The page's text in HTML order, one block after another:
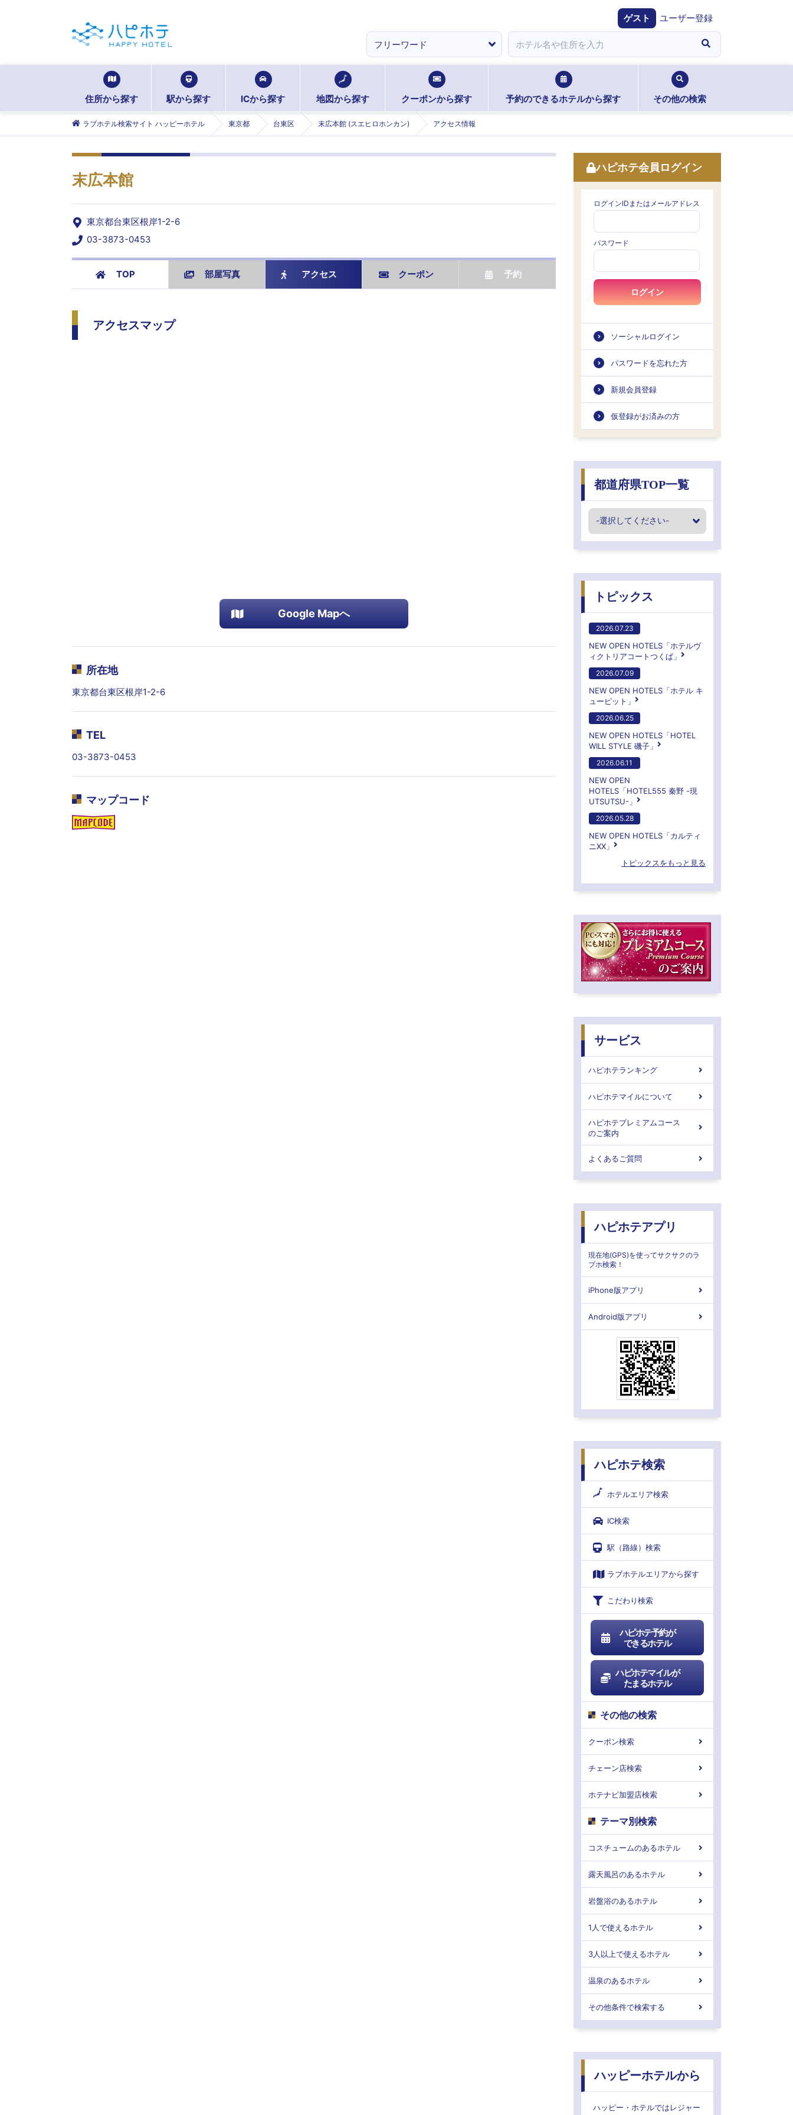
ゲスト ユーザー登録
住所から探す 駅から探す ICから探す 地図から探す クーポンから探す 予約のできるホテルから探す その他の検索
ラブホテル検索サイト ハッピーホテル 東京都 台東区 末広本館 (スエヒロホンカン) アクセス情報
末広本館
東京都台東区根岸1-2-6
03-3873-0453
TOP 部屋写真 アクセス クーポン 予約
アクセスマップ
Google Mapへ
所在地
東京都台東区根岸1-2-6
TEL
03-3873-0453
マップコード
ハピホテ会員ログイン
ログインIDまたはメールアドレス
パスワード
ログイン
ソーシャルログイン
パスワードを忘れた方
新規会員登録
仮登録がお済みの方
都道府県TOP一覧
トピックス
2026.07.23
NEW OPEN HOTELS「ホテルヴ
ィクトリアコートつくば」
2026.07.09
NEW OPEN HOTELS「ホテル キ
ューピット」
2026.06.25
NEW OPEN HOTELS「HOTEL
WILL STYLE 磯子」
2026.06.11
NEW OPEN
HOTELS「HOTEL555 秦野 -現
UTSUTSU-」
2026.05.28
NEW OPEN HOTELS「カルティ
ニXX」
トピックスをもっと見る
サービス
ハピホテランキング
ハピホテマイルについて
ハピホテプレミアムコース
のご案内
よくあるご質問
ハピホテアプリ
現在地(GPS)を使ってサクサクのラ
ブホ検索！
iPhone版アプリ
Android版アプリ
ハピホテ検索
ホテルエリア検索
IC検索
駅（路線）検索
ラブホテルエリアから探す
こだわり検索
ハピホテ予約が
できるホテル
ハピホテマイルが
たまるホテル
その他の検索
クーポン検索
チェーン店検索
ホテナビ加盟店検索
テーマ別検索
コスチュームのあるホテル
露天風呂のあるホテル
岩盤浴のあるホテル
1人で使えるホテル
3人以上で使えるホテル
温泉のあるホテル
その他条件で検索する
ハッピーホテルから
ハッピー・ホテルではレジャー